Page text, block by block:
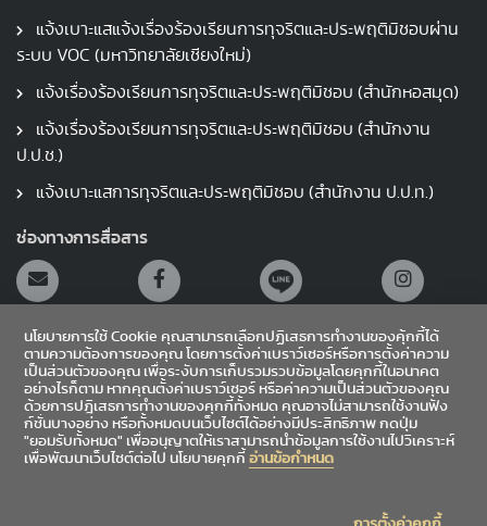
แจ้งเบาะแสแจ้งเรื่องร้องเรียนการทุจริตและประพฤติมิชอบผ่าน
ระบบ VOC (มหาวิทยาลัยเชียงใหม่)
แจ้งเรื่องร้องเรียนการทุจริตและประพฤติมิชอบ (สำนักหอสมุด)
แจ้งเรื่องร้องเรียนการทุจริตและประพฤติมิชอบ (สำนักงาน
ป.ป.ช.)
แจ้งเบาะแสการทุจริตและประพฤติมิชอบ (สำนักงาน ป.ป.ท.)
ช่องทางการสื่อสาร
สายตรงผู้อำนวยการ
เข้าสู่ระบบ
นโยบายการใช้ Cookie คุณสามารถเลือกปฏิเสธการทำงานของคุ้กกี้ได้
ตามความต้องการของคุณ โดยการตั้งค่าเบราว์เซอร์หรือการตั้งค่าความ
เป็นส่วนตัวของคุณ เพื่อระงับการเก็บรวมรวบข้อมูลโดยคุกกี้ในอนาคต
อย่างไรก็ตาม หากคุณตั้งค่าเบราว์เซอร์ หรือค่าความเป็นส่วนตัวของคุณ
ด้วยการปฎิเสธการทำงานของคุกกี้ทั้งหมด คุณอาจไม่สามารถใช้งานฟัง
ก์ชั่นบางอย่าง หรือทั้งหมดบนเว็บไซต์ได้อย่างมีประสิทธิภาพ กดปุ่ม
"ยอมรับทั้งหมด" เพื่ออนุญาตให้เราสามารถนำข้อมูลการใช้งานไปวิเคราะห์
เพื่อพัฒนาเว็บไซต์ต่อไป นโยบายคุกกี้อ่านข้อกำหนด